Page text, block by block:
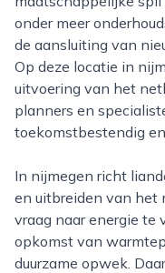
onder meer
de aansluiting van
Op deze locatie in
uitvoering van het
planners en
toekomstbestendig
In nijmegen richt liander zich op het beheren, verzwaren
en uitbreiden van het
vraag naar energie te
opkomst van
duurzame opwek.